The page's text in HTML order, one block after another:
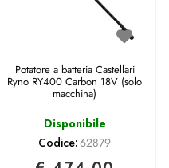
Potatore a batteria Castellari
Ryno RY400 Carbon 18V (solo
macchina)
Disponibile
Codice:62879